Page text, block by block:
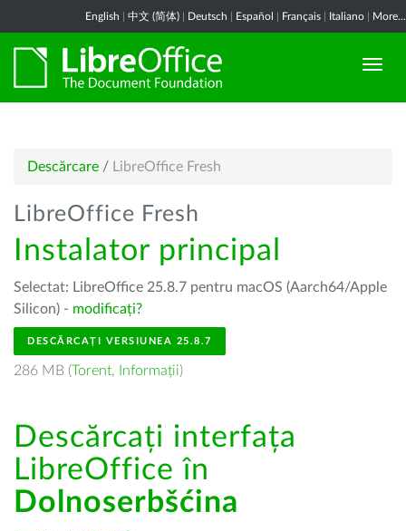
English 中文 (简体) Deutsch Español Français Italiano More...
Descărcare / LibreOffice Fresh
LibreOffice Fresh
Instalator principal
Selectat: LibreOffice 25.8.7 pentru macOS (Aarch64/Apple
Silicon) - modificați?
DESCĂRCAȚI VERSIUNEA 25.8.7
286 MB (Torent, Informații)
Descărcați interfața
LibreOffice în
Dolnoserbšćina